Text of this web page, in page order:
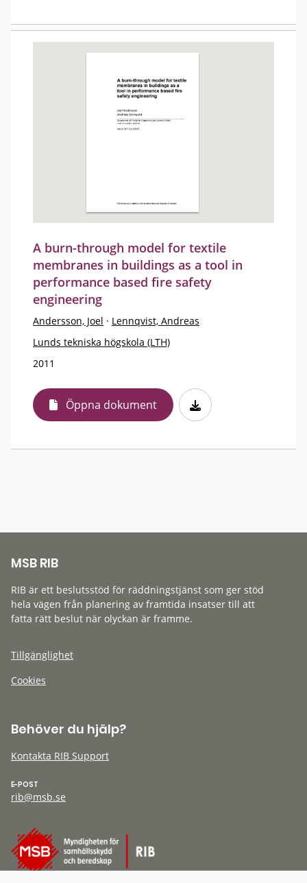
A burn-through model for textile
membranes in buildings as a tool in
performance based fire safety
engineering
Andersson, Joel · Lennqvist, Andreas
Lunds tekniska högskola (LTH)
2011
Öppna dokument
MSB RIB
RIB är ett beslutsstöd för räddningstjänst som ger stöd
hela vägen från planering av framtida insatser till att
fatta rätt beslut när olyckan är framme.
Tillgänglighet
Cookies
Behöver du hjälp?
Kontakta RIB Support
E-POST
rib@msb.se